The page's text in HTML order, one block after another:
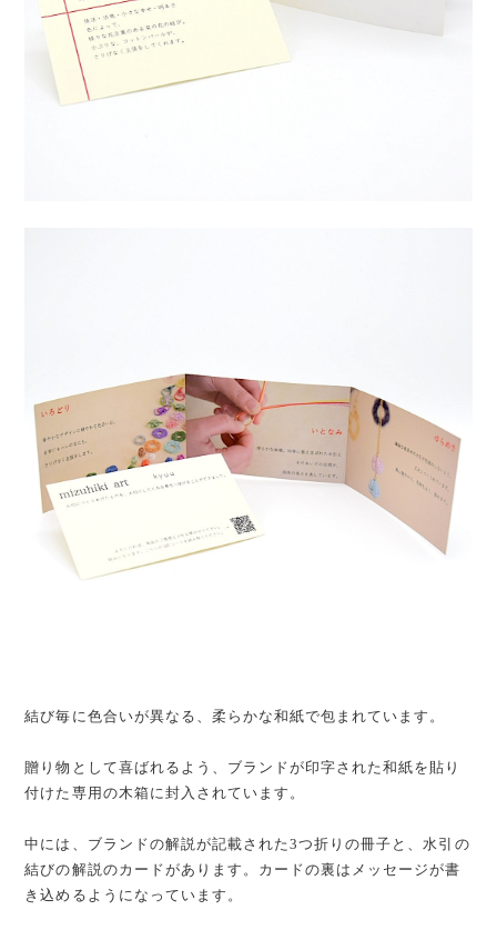
結び毎に色合いが異なる、柔らかな和紙で包まれています。
贈り物として喜ばれるよう、ブランドが印字された和紙を貼り
付けた専用の木箱に封入されています。
中には、ブランドの解説が記載された3つ折りの冊子と、水引の
結びの解説のカードがあります。カードの裏はメッセージが書
き込めるようになっています。